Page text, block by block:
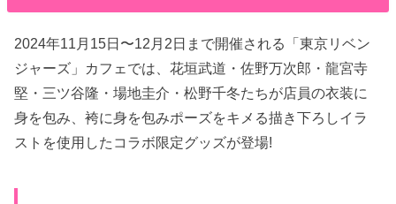
2024年11月15日〜12月2日まで開催される「東京リベン
ジャーズ」カフェでは、花垣武道・佐野万次郎・龍宮寺
堅・三ツ谷隆・場地圭介・松野千冬たちが店員の衣装に
身を包み、袴に身を包みポーズをキメる描き下ろしイラ
ストを使用したコラボ限定グッズが登場!